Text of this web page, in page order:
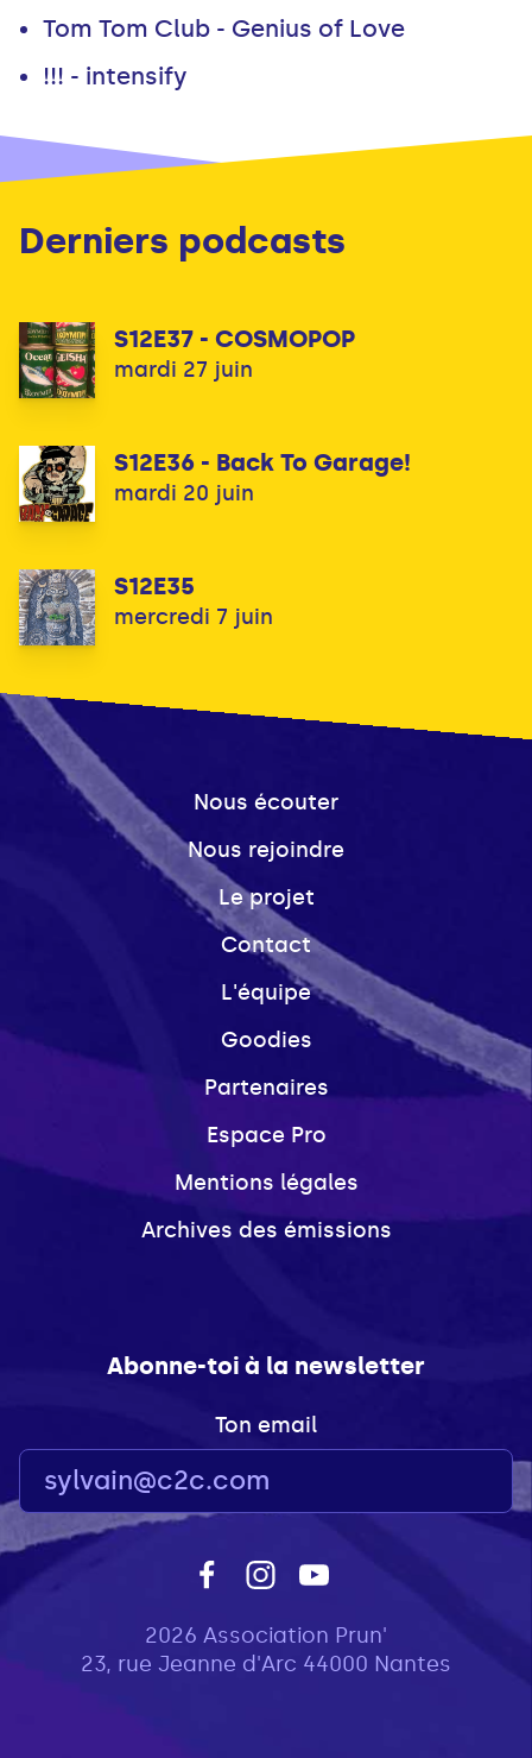
Tom Tom Club - Genius of Love
!!! - intensify
Derniers podcasts
S12E37 - COSMOPOP
mardi 27 juin
S12E36 - Back To Garage!
mardi 20 juin
S12E35
mercredi 7 juin
Nous écouter
Nous rejoindre
Le projet
Contact
L'équipe
Goodies
Partenaires
Espace Pro
Mentions légales
Archives des émissions
Abonne-toi à la newsletter
Ton email
2026 Association Prun'
23, rue Jeanne d'Arc 44000 Nantes